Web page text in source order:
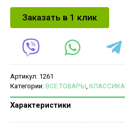
Заказать в 1 клик
Артикул: 1261
Категории: ВСЕ ТОВАРЫ КЛАССИКА
Характеристики